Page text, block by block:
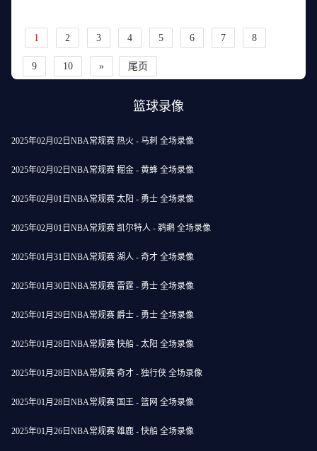
1 2 3 4 5 6 7 8
9 10 » 尾页
篮球录像
2025年02月02日NBA常规赛 热火 - 马刺 全场录像
2025年02月02日NBA常规赛 掘金 - 黄蜂 全场录像
2025年02月01日NBA常规赛 太阳 - 勇士 全场录像
2025年02月01日NBA常规赛 凯尔特人 - 鹈鹕 全场录像
2025年01月31日NBA常规赛 湖人 - 奇才 全场录像
2025年01月30日NBA常规赛 雷霆 - 勇士 全场录像
2025年01月29日NBA常规赛 爵士 - 勇士 全场录像
2025年01月28日NBA常规赛 快船 - 太阳 全场录像
2025年01月28日NBA常规赛 奇才 - 独行侠 全场录像
2025年01月28日NBA常规赛 国王 - 篮网 全场录像
2025年01月26日NBA常规赛 雄鹿 - 快船 全场录像